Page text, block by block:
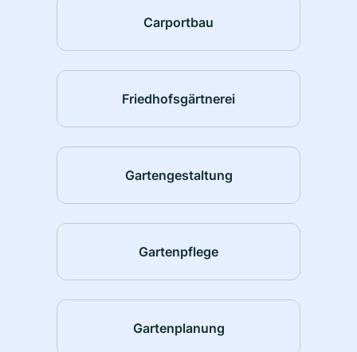
Carportbau
Friedhofsgärtnerei
Gartengestaltung
Gartenpflege
Gartenplanung